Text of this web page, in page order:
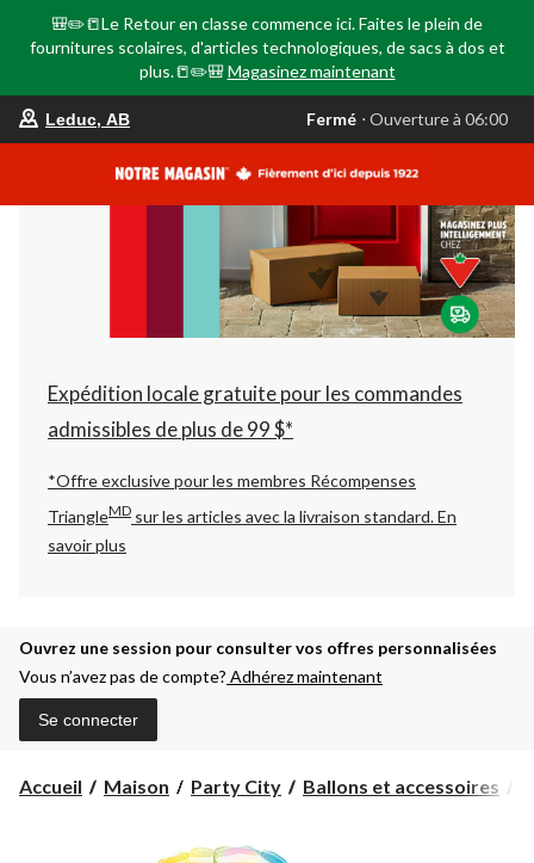
🎒✏️📒Le Retour en classe commence ici. Faites le plein de
fournitures scolaires, d'articles technologiques, de sacs à dos et
plus.📒✏️🎒 Magasinez maintenant
votre
est
AB,
Fermé,
Ouverture
à
06:00
changer
Leduc, AB Fermé ⋅ Ouverture à 06:00
Expédition locale gratuite pour les commandes
admissibles de plus de 99 $*
*Offre exclusive pour les membres Récompenses
TriangleMD sur les articles avec la livraison standard.En
savoir plus
Ouvrez une session pour consulter vos offres personnalisées
Vous n’avez pas de compte? Adhérez maintenant
Se connecter
Accueil Maison Party City Ballons et accessoires